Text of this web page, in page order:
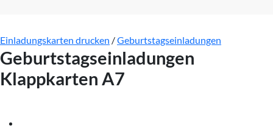
Einladungskarten drucken /Geburtstagseinladungen
Geburtstagseinladungen
Klappkarten A7